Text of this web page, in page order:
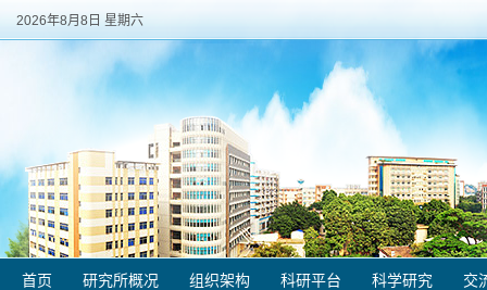
2026年8月8日 星期六
首页 研究所概况 组织架构 科研平台 科学研究 交